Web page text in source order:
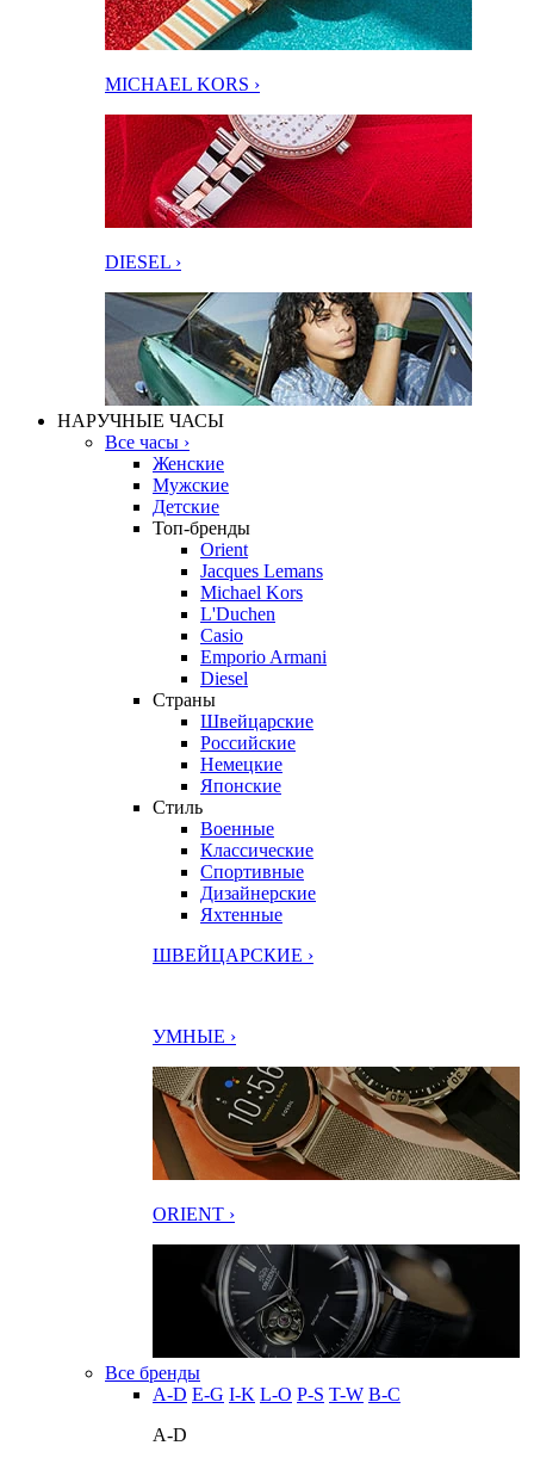
MICHAEL KORS ›
DIESEL ›
НАРУЧНЫЕ ЧАСЫ
Все часы ›
Женские
Мужские
Детские
Топ-бренды
Orient
Jacques Lemans
Michael Kors
L'Duchen
Casio
Emporio Armani
Diesel
Страны
Швейцарские
Российские
Немецкие
Японские
Стиль
Военные
Классические
Спортивные
Дизайнерские
Яхтенные
ШВЕЙЦАРСКИЕ ›
УМНЫЕ ›
ORIENT ›
Все бренды
A-D E-G I-K L-O P-S T-W В-С
A-D